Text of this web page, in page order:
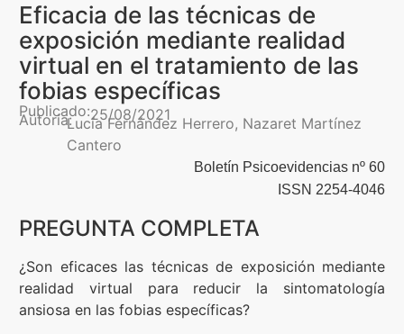
Presentación
De interés
Contenidos Psicoevidencias
Boletín
Eficacia de las técnicas de
exposición mediante realidad
virtual en el tratamiento de las
fobias específicas
Publicado:25/08/2021
Autoría:Lucía Fernández Herrero, Nazaret Martínez
Cantero
Boletín Psicoevidencias nº 60
ISSN 2254-4046
PREGUNTA COMPLETA
¿Son eficaces las técnicas de exposición mediante
realidad virtual para reducir la sintomatología
ansiosa en las fobias específicas?